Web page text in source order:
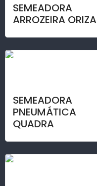
SEMEADORA
ARROZEIRA ORIZA
SEMEADORA
PNEUMÁTICA
QUADRA